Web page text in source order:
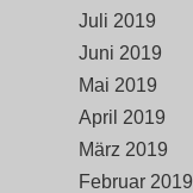
Juli 2019
Juni 2019
Mai 2019
April 2019
März 2019
Februar 2019